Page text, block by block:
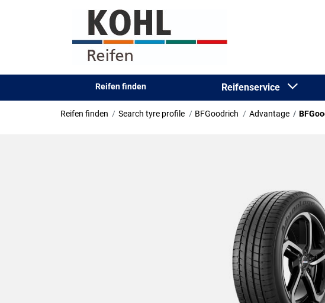
Reifen finden Reifenservice
Reifen finden Search tyre profile BFGoodrich Advantage